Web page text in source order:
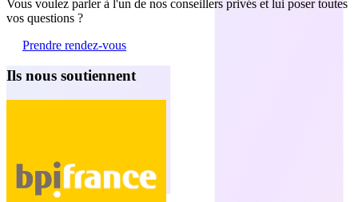
Vous voulez parler à l'un de nos conseillers privés et lui poser toutes
vos questions ?
Prendre rendez-vous
Ils nous soutiennent